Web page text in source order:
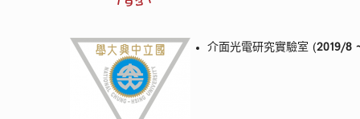
介面光電研究實驗室 (2019/8